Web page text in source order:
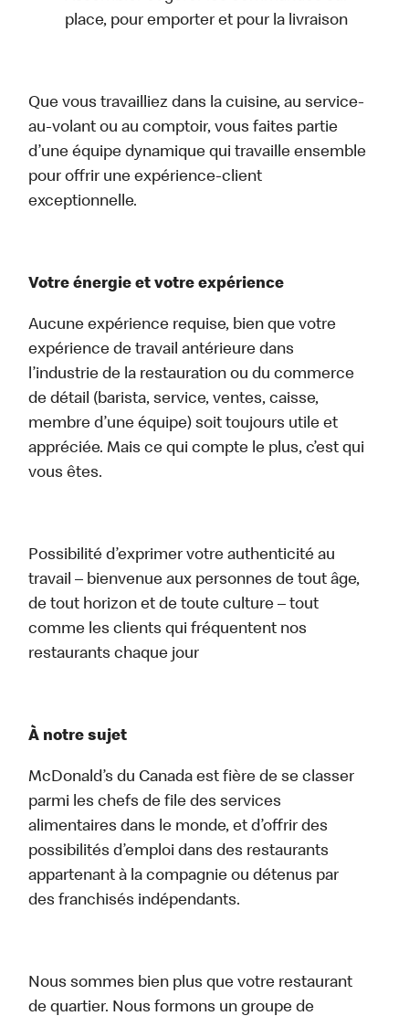
place, pour emporter et pour la livraison
Que vous travailliez dans la cuisine, au service-
au-volant ou au comptoir, vous faites partie
d’une équipe dynamique qui travaille ensemble
pour offrir une expérience-client
exceptionnelle.
Votre énergie et votre expérience
Aucune expérience requise, bien que votre
expérience de travail antérieure dans
l’industrie de la restauration ou du commerce
de détail (barista, service, ventes, caisse,
membre d’une équipe) soit toujours utile et
appréciée. Mais ce qui compte le plus, c’est qui
vous êtes.
Possibilité d’exprimer votre authenticité au
travail – bienvenue aux personnes de tout âge,
de tout horizon et de toute culture – tout
comme les clients qui fréquentent nos
restaurants chaque jour
À notre sujet
McDonald’s du Canada est fière de se classer
parmi les chefs de file des services
alimentaires dans le monde, et d’offrir des
possibilités d’emploi dans des restaurants
appartenant à la compagnie ou détenus par
des franchisés indépendants.
Nous sommes bien plus que votre restaurant
de quartier. Nous formons un groupe de